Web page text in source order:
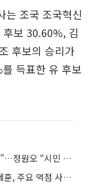
는 조국 조국혁신
보 30.60%, 김
후보의 승리가
득표한 유 후보
오세훈, ‘첫 5선 서울시장’에 “시민 승리”…정원오 “시민 선택 겸허히 받들겠다”
역대 최초 '5선 고지' 밟은 서울시장 오세훈, 주요 역점 사업 탄력 받나?